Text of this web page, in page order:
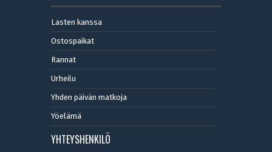
Lasten kanssa
Ostospaikat
Rannat
Urheilu
Yhden päivän matkoja
Yöelämä
YHTEYSHENKILÖ